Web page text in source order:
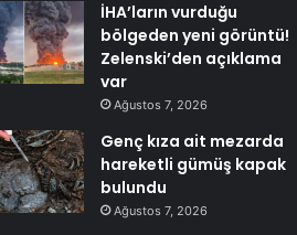
İHA’ların vurduğu
bölgeden yeni görüntü!
Zelenski’den açıklama
var
Ağustos 7, 2026
Genç kıza ait mezarda
hareketli gümüş kapak
bulundu
Ağustos 7, 2026